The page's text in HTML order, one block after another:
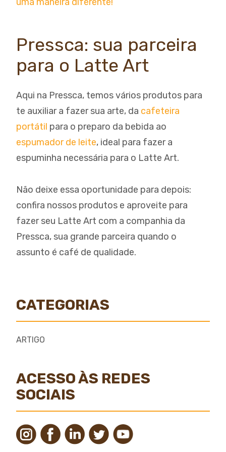
Pressca: sua parceira
para o Latte Art
Aqui na Pressca, temos vários produtos para
te auxiliar a fazer sua arte, da cafeteira
portátil para o preparo da bebida ao
espumador de leite, ideal para fazer a
espuminha necessária para o Latte Art.
Não deixe essa oportunidade para depois:
confira nossos produtos e aproveite para
fazer seu Latte Art com a companhia da
Pressca, sua grande parceira quando o
assunto é café de qualidade.
CATEGORIAS
ARTIGO
ACESSO ÀS REDES
SOCIAIS